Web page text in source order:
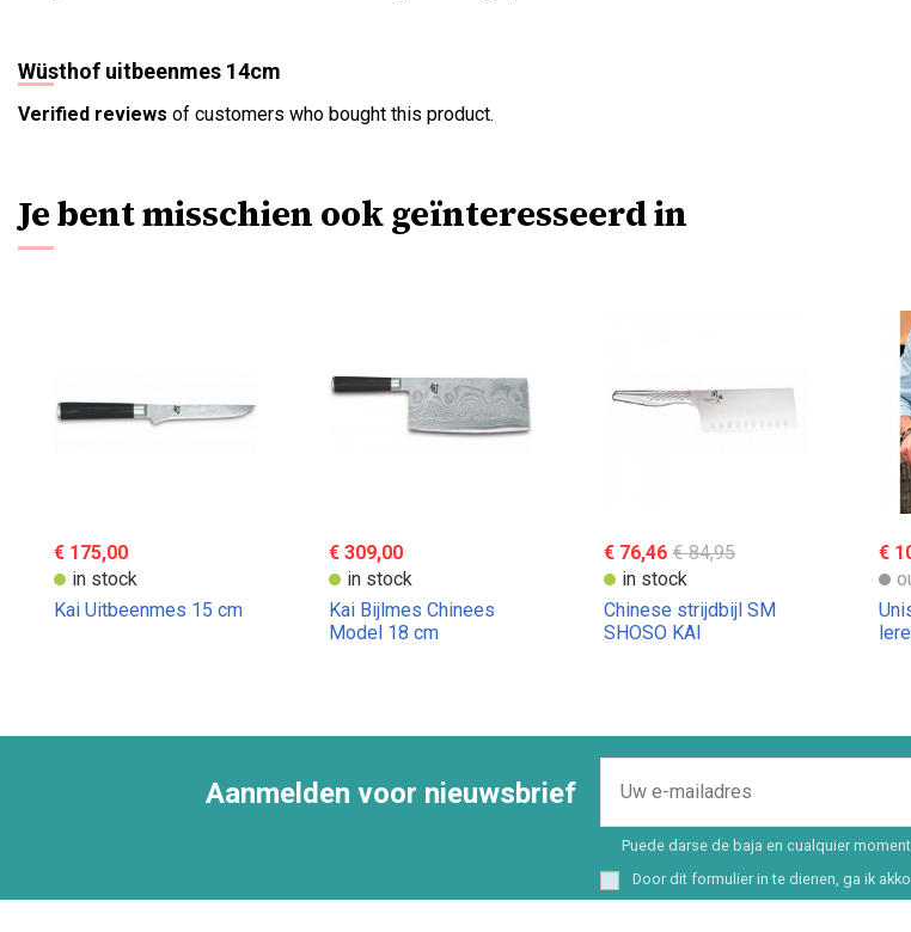
Wüsthof uitbeenmes 14cm
Verified reviews of customers who bought this product.
Je bent misschien ook geïnteresseerd in
€ 175,00
in stock
Kai Uitbeenmes 15 cm
€ 309,00
in stock
Kai Bijlmes Chinees
Model 18 cm
€ 76,46 € 84,95
in stock
Chinese strijdbijl SM
SHOSO KAI
€
Aanmelden voor nieuwsbrief
Puede darse de baja en cualquier
Door dit formulier in te dienen, ga ik